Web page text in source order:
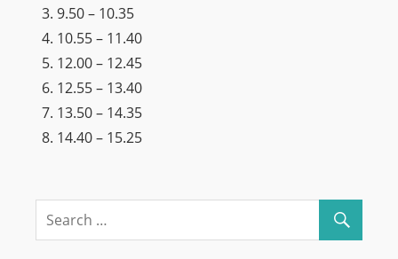
9.50 – 10.35
10.55 – 11.40
12.00 – 12.45
12.55 – 13.40
13.50 – 14.35
14.40 – 15.25